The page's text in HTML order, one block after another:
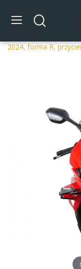
Strona główna
2024, forma R,